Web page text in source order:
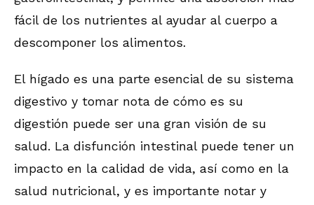
fácil de los nutrientes al ayudar al cuerpo a
descomponer los alimentos.
El hígado es una parte esencial de su sistema
digestivo y tomar nota de cómo es su
digestión puede ser una gran visión de su
salud. La disfunción intestinal puede tener un
impacto en la calidad de vida, así como en la
salud nutricional, y es importante notar y